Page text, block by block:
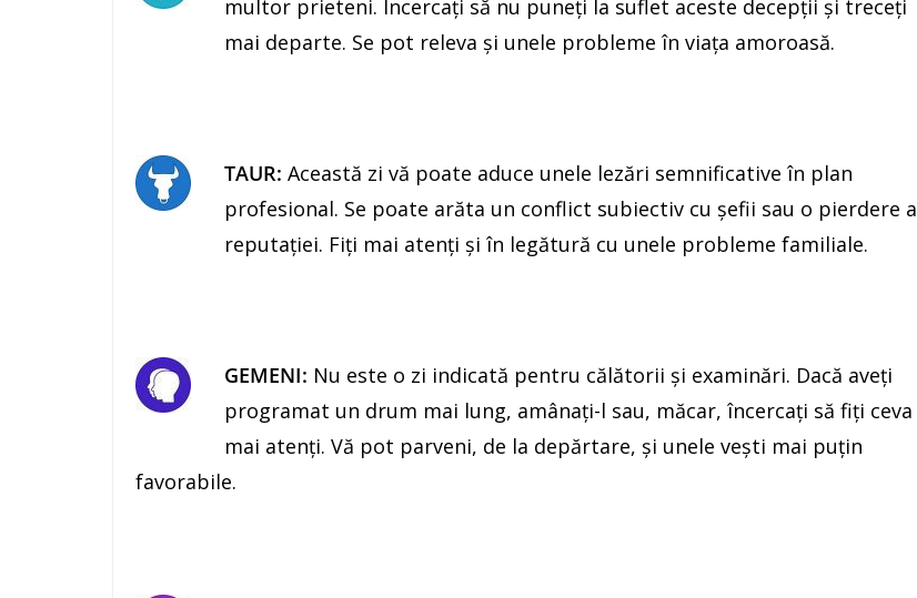
multor prieteni. Încercaţi să nu puneţi la suflet aceste decepţii şi treceţi
mai departe. Se pot releva şi unele probleme în viaţa amoroasă.
TAUR: Această zi vă poate aduce unele lezări semnificative în plan
profesional. Se poate arăta un conflict subiectiv cu şefii sau o pierdere a
reputaţiei. Fiţi mai atenţi şi în legătură cu unele probleme familiale.
GEMENI: Nu este o zi indicată pentru călătorii şi examinări. Dacă aveţi
programat un drum mai lung, amânaţi-l sau, măcar, încercaţi să fiţi ceva
mai atenţi. Vă pot parveni, de la depărtare, şi unele veşti mai puţin
favorabile.